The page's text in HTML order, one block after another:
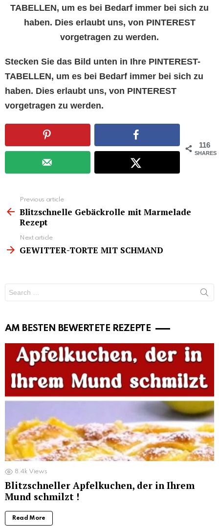
TABELLEN, um es bei Bedarf immer bei sich zu
haben. Dies erlaubt uns, von PINTEREST
vorgetragen zu werden.
Stecken Sie das Bild unten in Ihre PINTEREST-
TABELLEN, um es bei Bedarf immer bei sich zu
haben. Dies erlaubt uns, von PINTEREST
vorgetragen zu werden.
116
SHARES
more
Previous article
Blitzschnelle Gebäckrolle mit Marmelade
Rezept
Next article
GEWITTER-TORTE MIT SCHMAND
for:
AM BESTEN BEWERTETE REZEPTE
8.4k Views
Blitzschneller Apfelkuchen, der in Ihrem
Mund schmilzt !
Read More